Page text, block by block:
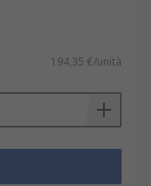
194,35 €/unità